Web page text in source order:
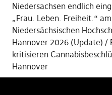
Niedersachsen endlich
„Frau. Leben. Freiheit.“
Niedersächsischen
Hannover 2026 (Update)
kritisieren
Hannover